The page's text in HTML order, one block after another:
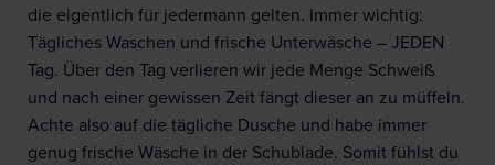
die eigentlich für jedermann gelten. Immer wichtig:
Tägliches Waschen und frische Unterwäsche – JEDEN
Tag. Über den Tag verlieren wir jede Menge Schweiß
und nach einer gewissen Zeit fängt dieser an zu müffeln.
Achte also auf die tägliche Dusche und habe immer
genug frische Wäsche in der Schublade. Somit fühlst du